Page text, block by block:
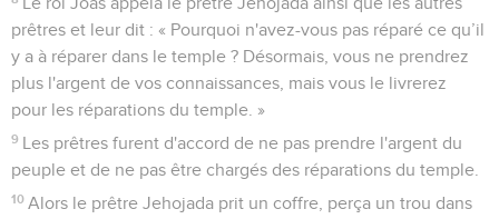
prêtres et leur dit : « Pourquoi n'avez-vous pas réparé ce qu’il
y a à réparer dans le temple ? Désormais, vous ne prendrez
plus l'argent de vos connaissances, mais vous le livrerez
pour les réparations du temple. »
9 Les prêtres furent d'accord de ne pas prendre l'argent du
peuple et de ne pas être chargés des réparations du temple.
10 Alors le prêtre Jehojada prit un coffre, perça un trou dans